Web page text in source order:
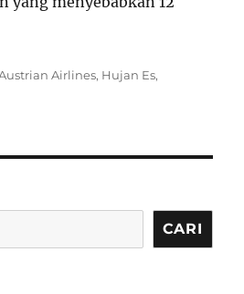
Airlines, Hujan Es,
CARI